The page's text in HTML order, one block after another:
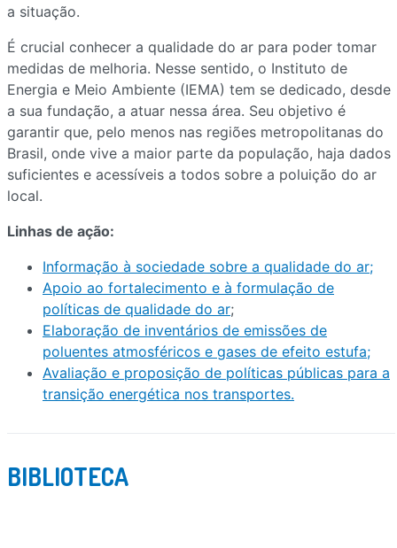
a situação.
É crucial conhecer a qualidade do ar para poder tomar
medidas de melhoria. Nesse sentido, o Instituto de
Energia e Meio Ambiente (IEMA) tem se dedicado, desde
a sua fundação, a atuar nessa área. Seu objetivo é
garantir que, pelo menos nas regiões metropolitanas do
Brasil, onde vive a maior parte da população, haja dados
suficientes e acessíveis a todos sobre a poluição do ar
local.
Linhas de ação:
Informação à sociedade sobre a qualidade do ar;
Apoio ao fortalecimento e à formulação de
políticas de qualidade do ar;
Elaboração de inventários de emissões de
poluentes atmosféricos e gases de efeito estufa;
Avaliação e proposição de políticas públicas para a
transição energética nos transportes.
BIBLIOTECA